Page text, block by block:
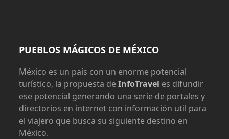
PUEBLOS MÁGICOS DE MÉXICO
México es un país con un enorme potencial
turístico, la propuesta deInfoTravel es difundir
ese potencial generando una serie de portales y
directorios en internet con información util para
el viajero que busca su siguiente destino en
México.